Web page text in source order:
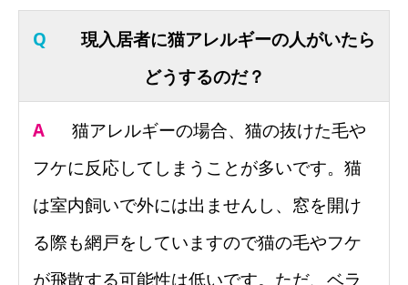
Q
現入居者に猫アレルギーの人がいたら
どうするのだ？
A
猫アレルギーの場合、猫の抜けた毛や
フケに反応してしまうことが多いです。猫
は室内飼いで外には出ませんし、窓を開け
る際も網戸をしていますので猫の毛やフケ
が飛散する可能性は低いです。ただ、ベラ